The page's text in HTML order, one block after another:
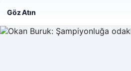
Göz Atın